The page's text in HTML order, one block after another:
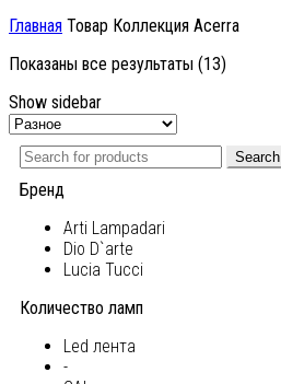
Главная Товар Коллекция Acerra
Показаны все результаты (13)
Show sidebar
Search
Бренд
Arti Lampadari
Dio D`arte
Lucia Tucci
Количество ламп
Led лента
-